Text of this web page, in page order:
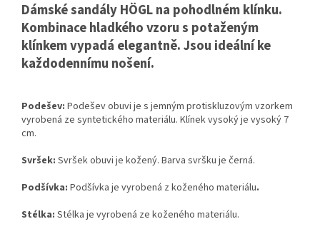
Dámské sandály HÖGL na pohodlném klínku.
Kombinace hladkého vzoru s potaženým
klínkem vypadá elegantně. Jsou ideální ke
každodennímu nošení.
Podešev: Podešev obuvi je s jemným protiskluzovým vzorkem
vyrobená ze syntetického materiálu. Klínek vysoký je vysoký 7
cm.
Svršek: Svršek obuvi je kožený. Barva svršku je černá.
Podšívka: Podšívka je vyrobená z koženého materiálu.
Stélka: Stélka je vyrobená ze koženého materiálu.